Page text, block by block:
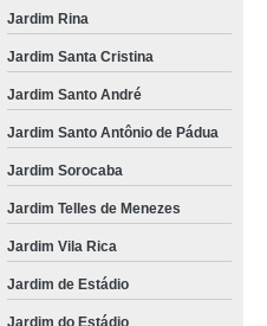
Jardim Rina
Jardim Santa Cristina
Jardim Santo André
Jardim Santo Antônio de Pádua
Jardim Sorocaba
Jardim Telles de Menezes
Jardim Vila Rica
Jardim de Estádio
Jardim do Estádio